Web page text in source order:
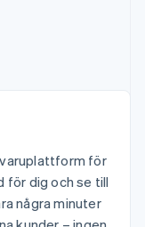
Sigma
för
för dig och se till
några minuter